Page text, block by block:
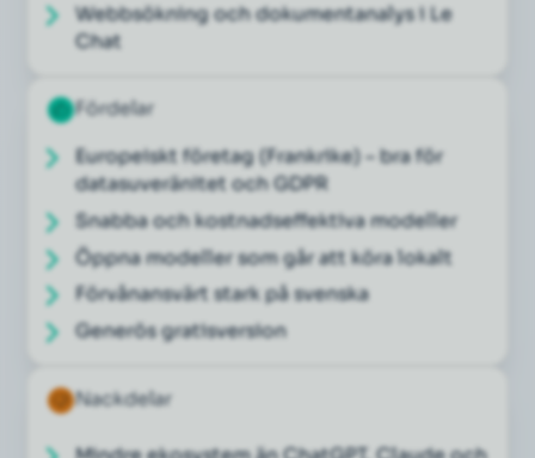
Webbsökning och dokumentanalys i Le
Chat
Fördelar
Europeiskt företag (Frankrike) – bra för
datasuveränitet och GDPR
Snabba och kostnadseffektiva modeller
Öppna modeller som går att köra lokalt
Förvånansvärt stark på svenska
Generös gratisversion
Nackdelar